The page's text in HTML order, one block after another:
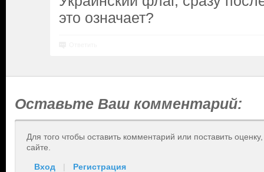
это означает?
Оставьте Ваш комментарий:
Для того чтобы оставить комментарий или поставить
сайте.
Вход | Регистрация